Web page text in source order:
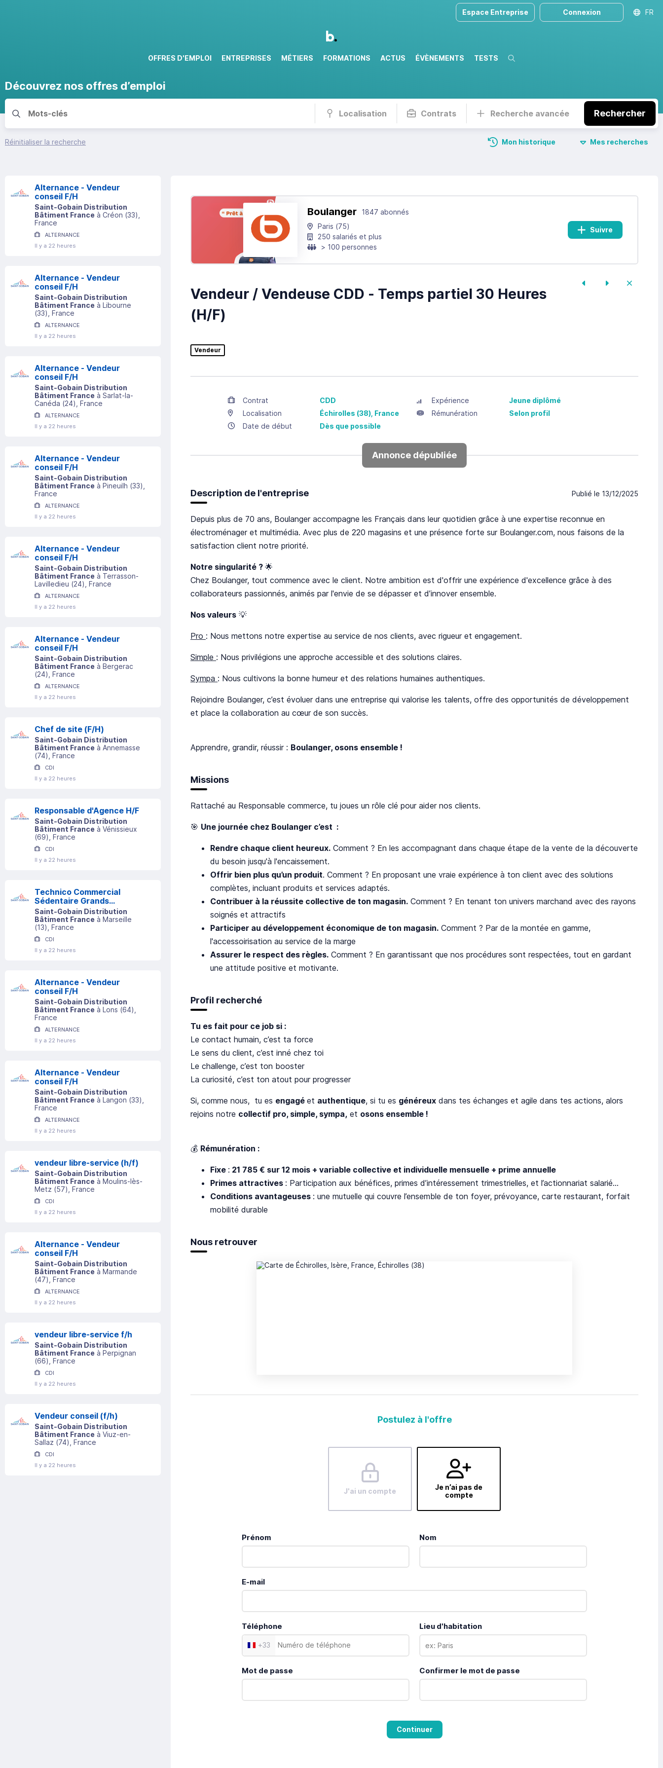
OFFRES D'EMPLOI ENTREPRISES MÉTIERS FORMATIONS ACTUS ÉVÈNEMENTS TESTS Recherche
Espace Entreprise Connexion FR
Découvrez nos offres d’emploi
Localisation Contrats Recherche avancée Rechercher
Réinitialiser la recherche Mon historique Mes recherches
Alternance - Vendeur
conseil F/H
Saint-Gobain Distribution
Bâtiment France à Créon (33)
France
ALTERNANCE
Il y a 22 heures
Alternance - Vendeur
conseil F/H
Saint-Gobain Distribution
Bâtiment France à Libourne
(33) , France
ALTERNANCE
Il y a 22 heures
Alternance - Vendeur
conseil F/H
Saint-Gobain Distribution
Bâtiment France à Sarlat-la-
Canéda (24) , France
ALTERNANCE
Il y a 22 heures
Alternance - Vendeur
conseil F/H
Saint-Gobain Distribution
Bâtiment France à Pineuilh (33)
France
ALTERNANCE
Il y a 22 heures
Alternance - Vendeur
conseil F/H
Saint-Gobain Distribution
Bâtiment France à Terrasson-
Lavilledieu (24) , France
ALTERNANCE
Il y a 22 heures
Alternance - Vendeur
conseil F/H
Saint-Gobain Distribution
Bâtiment France à Bergerac
(24) , France
ALTERNANCE
Il y a 22 heures
Chef de site (F/H)
Saint-Gobain Distribution
Bâtiment France à Annemasse
(74) , France
CDI
Il y a 22 heures
Responsable d'Agence H/F
Saint-Gobain Distribution
Bâtiment France à Vénissieux
(69) , France
CDI
Il y a 22 heures
Technico Commercial
Sédentaire Grands
Comptes (h/f)
Saint-Gobain Distribution
Bâtiment France à Marseille
(13) , France
CDI
Il y a 22 heures
Alternance - Vendeur
conseil F/H
Saint-Gobain Distribution
Bâtiment France à Lons (64)
France
ALTERNANCE
Il y a 22 heures
Alternance - Vendeur
conseil F/H
Saint-Gobain Distribution
Bâtiment France à Langon (33)
France
ALTERNANCE
Il y a 22 heures
vendeur libre-service (h/f)
Saint-Gobain Distribution
Bâtiment France à Moulins-lès-
Metz (57) , France
CDI
Il y a 22 heures
Alternance - Vendeur
conseil F/H
Saint-Gobain Distribution
Bâtiment France à Marmande
(47) , France
ALTERNANCE
Il y a 22 heures
vendeur libre-service f/h
Saint-Gobain Distribution
Bâtiment France à Perpignan
(66) , France
CDI
Il y a 22 heures
Vendeur conseil (f/h)
Saint-Gobain Distribution
Bâtiment France à Viuz-en-
Sallaz (74) , France
CDI
Il y a 22 heures
Boulanger
1847 abonnés
Paris (75)
250 salariés et plus
> 100 personnes
Suivre
Vendeur / Vendeuse CDD - Temps partiel 30 Heures
(H/F)
Vendeur
Contrat CDD Expérience
Jeune diplômé
Localisation
Échirolles (38), France Rémunération
Selon profil
Date de début
Dès que possible
Annonce dépubliée
Publié le 13/12/2025
Description de l'entreprise
Depuis plus de 70 ans, Boulanger accompagne les Français dans leur quotidien grâce à une expertise reconnue en
électroménager et multimédia. Avec plus de 220 magasins et une présence forte sur Boulanger.com, nous faisons de la
satisfaction client notre priorité.
Notre singularité ? 🌟
Chez Boulanger, tout commence avec le client. Notre ambition est d'offrir une expérience d'excellence grâce à des
collaborateurs passionnés, animés par l'envie de se dépasser et d’innover ensemble.
Nos valeurs 💡
Pro : Nous mettons notre expertise au service de nos clients, avec rigueur et engagement.
Simple : Nous privilégions une approche accessible et des solutions claires.
Sympa : Nous cultivons la bonne humeur et des relations humaines authentiques.
Rejoindre Boulanger, c’est évoluer dans une entreprise qui valorise les talents, offre des opportunités de développement
et place la collaboration au cœur de son succès.
Apprendre, grandir, réussir : Boulanger, osons ensemble !
Missions
Rattaché au Responsable commerce, tu joues un rôle clé pour aider nos clients.
🎯 Une journée chez Boulanger c’est :
Rendre chaque client heureux. Comment ? En les accompagnant dans chaque étape de la vente de la découverte
du besoin jusqu'à l'encaissement.
Offrir bien plus qu’un produit. Comment ? En proposant une vraie expérience à ton client avec des solutions
complètes, incluant produits et services adaptés.
Contribuer à la réussite collective de ton magasin. Comment ? En tenant ton univers marchand avec des rayons
soignés et attractifs
Participer au développement économique de ton magasin. Comment ? Par de la montée en gamme,
l'accessoirisation au service de la marge
Assurer le respect des règles. Comment ? En garantissant que nos procédures sont respectées, tout en gardant
une attitude positive et motivante.
Profil recherché
Tu es fait pour ce job si :
Le contact humain, c’est ta force
Le sens du client, c’est inné chez toi
Le challenge, c’est ton booster
La curiosité, c’est ton atout pour progresser
Si, comme nous, tu es engagé et authentique, si tu es généreux dans tes échanges et agile dans tes actions, alors
rejoins notre collectif pro, simple, sympa, et osons ensemble !
💰 Rémunération :
Fixe : 21 785 € sur 12 mois + variable collective et individuelle mensuelle + prime annuelle
Primes attractives : Participation aux bénéfices, primes d’intéressement trimestrielles, et l’actionnariat salarié…
Conditions avantageuses : une mutuelle qui couvre l’ensemble de ton foyer, prévoyance, carte restaurant, forfait
mobilité durable
Nous retrouver
Postulez à l'offre
J'ai un compte
Je n’ai pas de
compte
Prénom Nom
E-mail
Téléphone
+33
Lieu d'habitation
Mot de passe Confirmer le mot de passe
Continuer